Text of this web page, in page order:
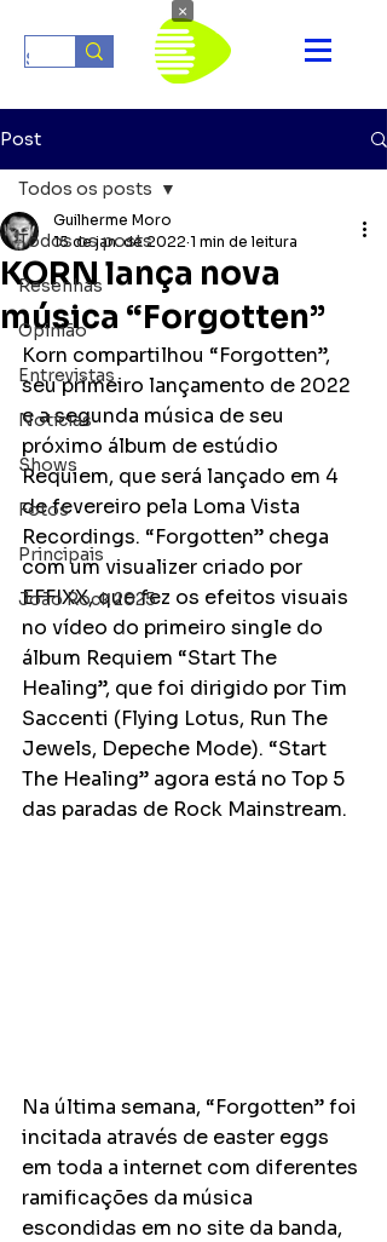
Post
Todos os posts
Resenhas
Opinião
Entrevistas
Notícias
Shows
Fotos
Principais
João Rock 2025
Todos os posts
KORN lança nova
música “Forgotten”
Guilherme Moro
15 de jan. de 2022 1 min de leitura
Korn compartilhou “Forgotten”,
seu primeiro lançamento de 2022
e a segunda música de seu
próximo álbum de estúdio
Requiem, que será lançado em 4
de fevereiro pela Loma Vista
Recordings. “Forgotten” chega
com um visualizer criado por
EFFIXX, que fez os efeitos visuais
no vídeo do primeiro single do
álbum Requiem “Start The
Healing”, que foi dirigido por Tim
Saccenti (Flying Lotus, Run The
Jewels, Depeche Mode). “Start
The Healing” agora está no Top 5
das paradas de Rock Mainstream.
Na última semana, “Forgotten” foi
incitada através de easter eggs
em toda a internet com diferentes
ramificações da música
escondidas em no site da banda,
×